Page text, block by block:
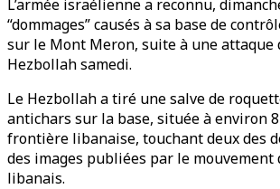
L’armée israélienne a reconnu,
“dommages” causés à sa base de
sur le Mont Meron, suite à une attaque
Hezbollah samedi.
Le Hezbollah a tiré une salve de
antichars sur la base, située à environ
frontière libanaise, touchant deux des
des images publiées par le mouvement
libanais.